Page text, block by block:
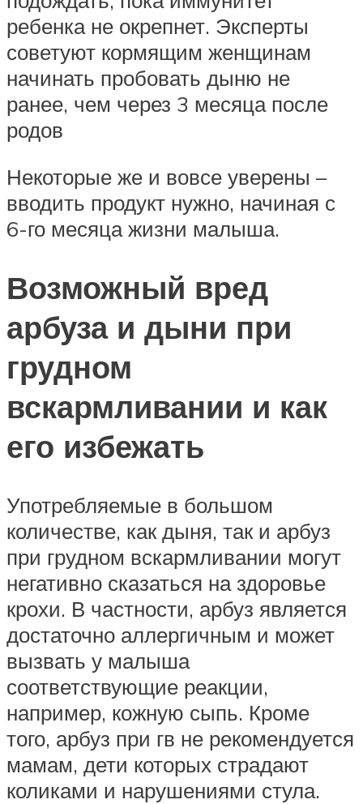
ребенка не окрепнет. Эксперты
советуют кормящим женщинам
начинать пробовать дыню не
ранее, чем через 3 месяца после
родов
Некоторые же и вовсе уверены –
вводить продукт нужно, начиная с
6-го месяца жизни малыша.
Возможный вред
арбуза и дыни при
грудном
вскармливании и как
его избежать
Употребляемые в большом
количестве, как дыня, так и арбуз
при грудном вскармливании могут
негативно сказаться на здоровье
крохи. В частности, арбуз является
достаточно аллергичным и может
вызвать у малыша
соответствующие реакции,
например, кожную сыпь. Кроме
того, арбуз при гв не рекомендуется
мамам, дети которых страдают
коликами и нарушениями стула.